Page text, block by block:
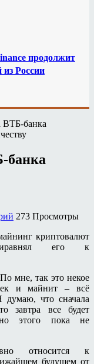
продолжит
из России
ВТБ-банка
банка
273 Просмотры
криптовалют
его к
мне, так это некое
и майнит – всё
думаю, что сначала
завтра все будет
но этого пока не
относится к
будущем от